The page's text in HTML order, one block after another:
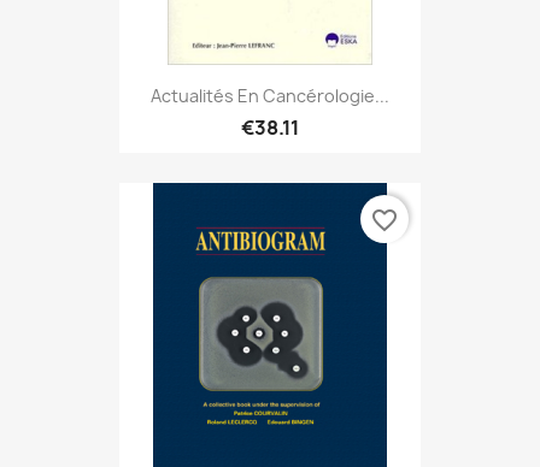
Actualités En Cancérologie...
€38.11
favorite_border